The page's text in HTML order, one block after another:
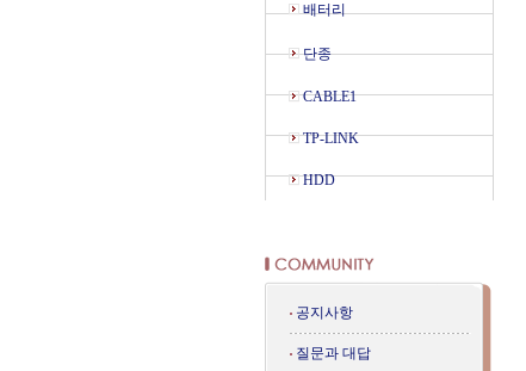
배터리
단종
CABLE1
TP-LINK
HDD
공지사항
질문과 대답